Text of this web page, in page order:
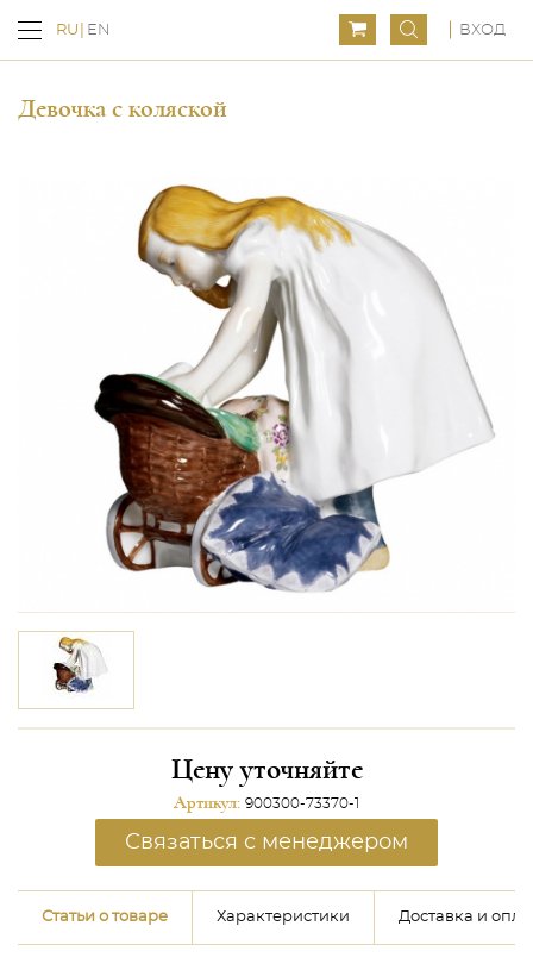
RU EN ВХОД
Девочка с коляской
Цену уточняйте
Артикул: 900300-73370-1
Связаться с менеджером
Статьи о товаре Характеристики Доставка и